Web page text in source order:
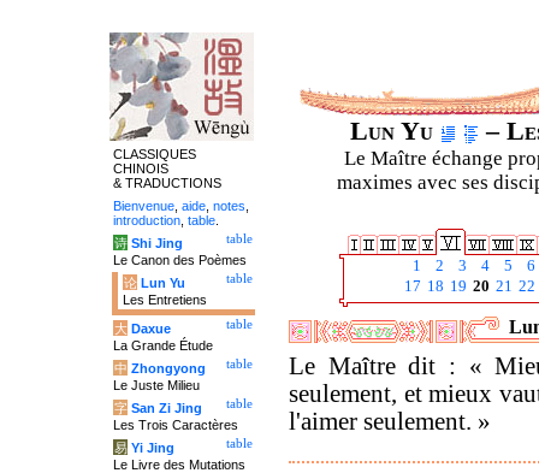
Lun Yu –
Le Maître échange
maximes avec ses
1 2 3 4 5
6
17 18 19 20 21 22
Le Maître dit : «
seulement, et mieux
l'aimer seulement. »
CLASSIQUES
CHINOIS
& TRADUCTIONS
Bienvenue aide notes
introduction table
table
诗 Shi Jing
Le Canon des Poèmes
table
论 Lun Yu
Les Entretiens
table
大 Daxue
La Grande Étude
table
中 Zhongyong
Le Juste Milieu
table
字 San Zi Jing
Les Trois Caractères
table
易 Yi Jing
Le Livre des Mutations